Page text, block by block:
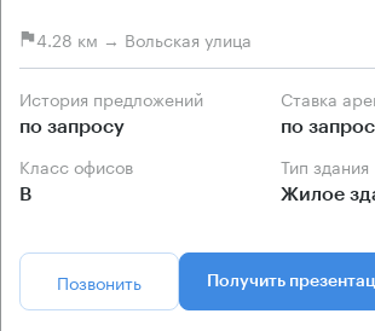
4.28 км → Вольская улица
История предложений
по запросу
Ставка
по
Класс офисов
B
Тип здания
Жилое
Позвонить Получить